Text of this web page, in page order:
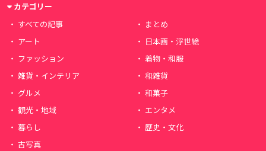
カテゴリー
すべての記事
まとめ
アート
日本画・浮世絵
ファッション
着物・和服
雑貨・インテリア
和雑貨
グルメ
和菓子
観光・地域
エンタメ
暮らし
歴史・文化
古写真